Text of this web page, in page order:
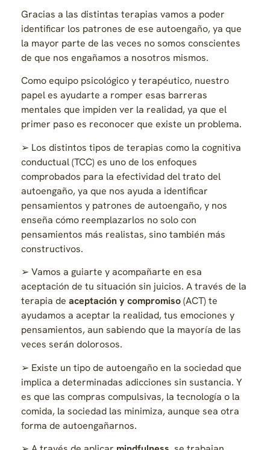
Gracias a las distintas terapias vamos a poder
identificar los patrones de ese autoengaño, ya que
la mayor parte de las veces no somos conscientes
de que nos engañamos a nosotros mismos.
Como equipo psicológico y terapéutico, nuestro
papel es ayudarte a romper esas barreras
mentales que impiden ver la realidad, ya que el
primer paso es reconocer que existe un problema.
➢ Los distintos tipos de terapias como la cognitiva
conductual (TCC) es uno de los enfoques
comprobados para la efectividad del trato del
autoengaño, ya que nos ayuda a identificar
pensamientos y patrones de autoengaño, y nos
enseña cómo reemplazarlos no solo con
pensamientos más realistas, sino también más
constructivos.
➢ Vamos a guiarte y acompañarte en esa
aceptación de tu situación sin juicios. A través de la
terapia de aceptación y compromiso(ACT) te
ayudamos a aceptar la realidad, tus emociones y
pensamientos, aun sabiendo que la mayoría de las
veces serán dolorosos.
➢ Existe un tipo de autoengaño en la sociedad que
implica a determinadas adicciones sin sustancia. Y
es que las compras compulsivas, la tecnología o la
comida, la sociedad las minimiza, aunque sea otra
forma de autoengañarnos.